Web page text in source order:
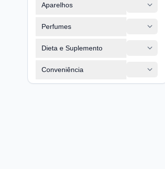
Aparelhos
Perfumes
Dieta e Suplemento
Conveniência